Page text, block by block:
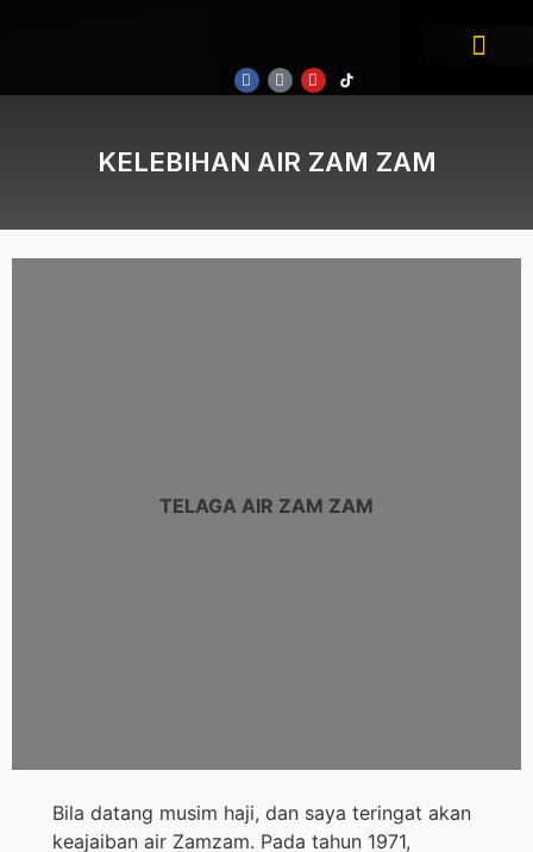
KELEBIHAN AIR ZAM ZAM
TELAGA AIR ZAM ZAM
Bila datang musim haji, dan saya teringat akan
keajaiban air Zamzam. Pada tahun 1971,